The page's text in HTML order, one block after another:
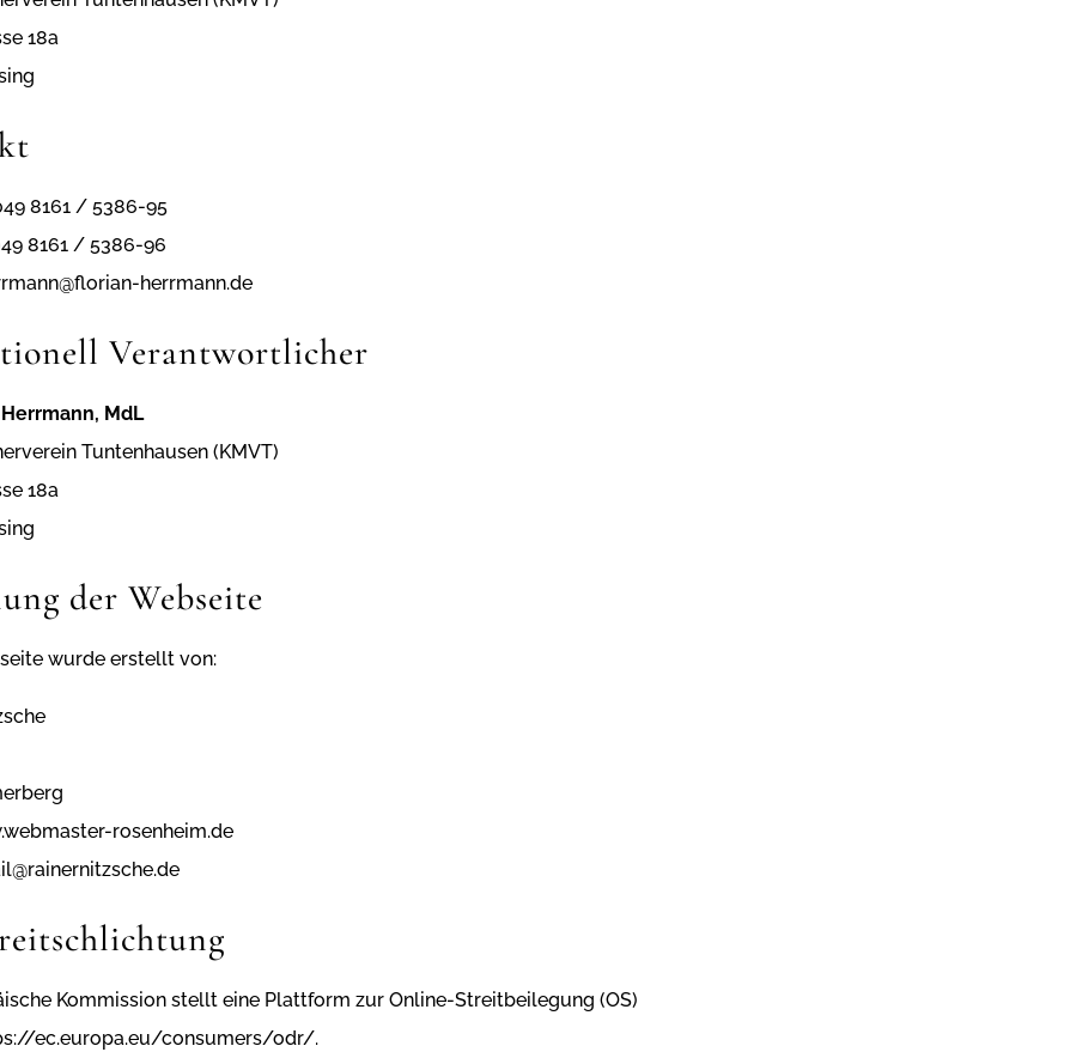
18a
8161 / 5386-95
8161 / 5386-96
herrmann.de
Verantwortlicher
Herrmann, MdL
Tuntenhausen (KMVT)
18a
der Webseite
wurde erstellt von:
rosenheim.de
Kommission stellt eine Plattform zur Online-Streitbeilegung (OS)
ec.europa.eu/consumers/odr/.